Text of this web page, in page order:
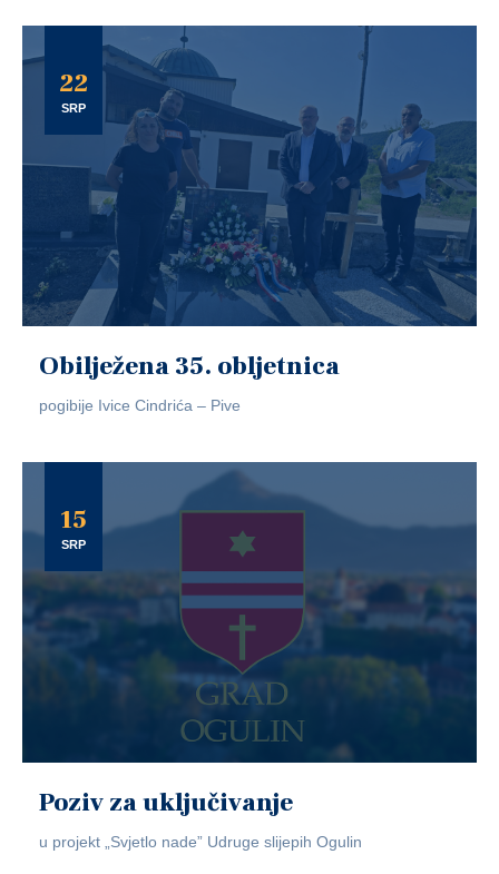
22
SRP
Obilježena 35. obljetnica
pogibije Ivice Cindrića – Pive
15
SRP
Poziv za uključivanje
u projekt „Svjetlo nade” Udruge slijepih Ogulin